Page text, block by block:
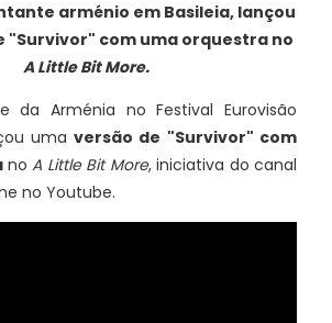
arménio em Basileia, lançou
"Survivor" com uma orquestra no
A Little Bit More.
da Arménia no Festival Eurovisão
umaversão de "Survivor" com
noA Little Bit More, iniciativa do canal
no Youtube.